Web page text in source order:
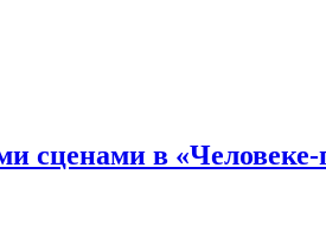
сценами в «Человеке-